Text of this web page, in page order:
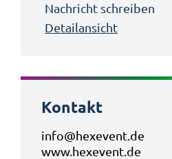
Nachricht schreiben
Detailansicht
Kontakt
info@hexevent.de
www.hexevent.de